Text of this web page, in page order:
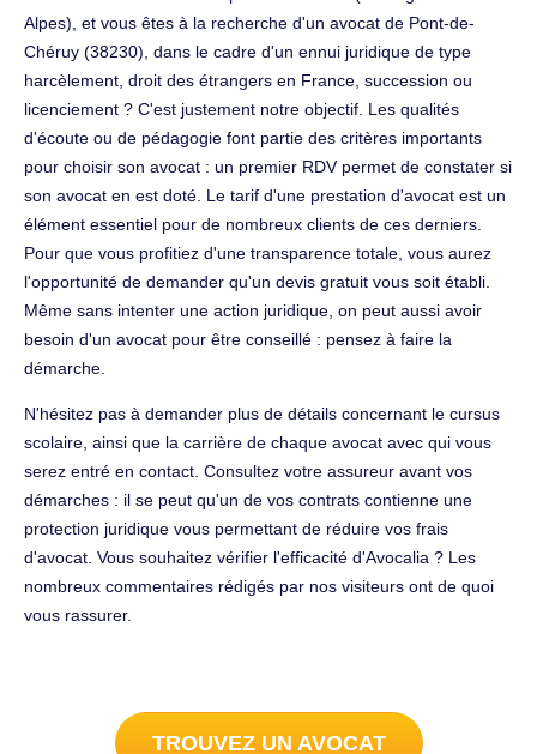
Alpes), et vous êtes à la recherche d'un avocat de Pont-de-
Chéruy (38230), dans le cadre d'un ennui juridique de type
harcèlement, droit des étrangers en France, succession ou
licenciement ? C'est justement notre objectif. Les qualités
d'écoute ou de pédagogie font partie des critères importants
pour choisir son avocat : un premier RDV permet de constater si
son avocat en est doté. Le tarif d'une prestation d'avocat est un
élément essentiel pour de nombreux clients de ces derniers.
Pour que vous profitiez d'une transparence totale, vous aurez
l'opportunité de demander qu'un devis gratuit vous soit établi.
Même sans intenter une action juridique, on peut aussi avoir
besoin d'un avocat pour être conseillé : pensez à faire la
démarche.
N'hésitez pas à demander plus de détails concernant le cursus
scolaire, ainsi que la carrière de chaque avocat avec qui vous
serez entré en contact. Consultez votre assureur avant vos
démarches : il se peut qu'un de vos contrats contienne une
protection juridique vous permettant de réduire vos frais
d'avocat. Vous souhaitez vérifier l'efficacité d'Avocalia ? Les
nombreux commentaires rédigés par nos visiteurs ont de quoi
vous rassurer.
TROUVEZ UN AVOCAT